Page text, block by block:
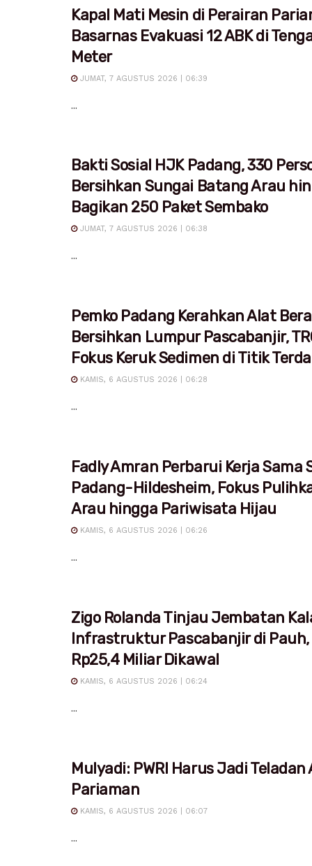
Kapal Mati Mesin di Perairan
Basarnas Evakuasi 12 ABK di
Meter
JUMAT, 7 AGUSTUS 2026 | 06:39
...
Bakti Sosial HJK Padang, 330
Bersihkan Sungai Batang Arau
Bagikan 250 Paket Sembako
JUMAT, 7 AGUSTUS 2026 | 06:38
...
Pemko Padang Kerahkan Alat
Bersihkan Lumpur Pascabanjir,
Fokus Keruk Sedimen di Titik
KAMIS, 6 AGUSTUS 2026 | 06:28
...
Fadly Amran Perbarui Kerja Sama
Padang-Hildesheim, Fokus
Arau hingga Pariwisata Hijau
KAMIS, 6 AGUSTUS 2026 | 06:26
...
Zigo Rolanda Tinjau Jembatan
Infrastruktur Pascabanjir di Pauh,
Rp25,4 Miliar Dikawal
KAMIS, 6 AGUSTUS 2026 | 06:24
...
Mulyadi: PWRI Harus Jadi Teladan
Pariaman
KAMIS, 6 AGUSTUS 2026 | 06:07
...